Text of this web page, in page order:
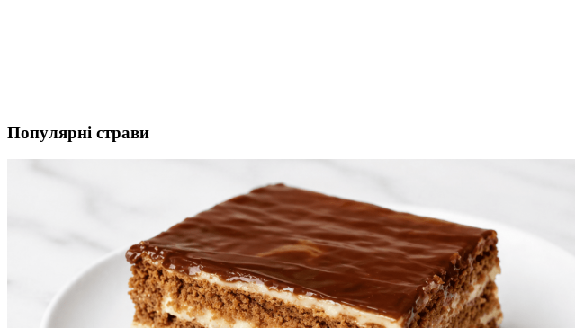
Популярні страви